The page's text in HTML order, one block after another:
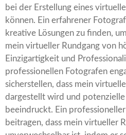
bei der Erstellung eines
können. Ein erfahrener
kreative Lösungen zu finden,
mein virtueller Rundgang von
Einzigartigkeit und
professionellen Fotografen
sicherstellen, dass mein
dargestellt wird und
beeindruckt. Ein
beitragen, dass mein virtueller